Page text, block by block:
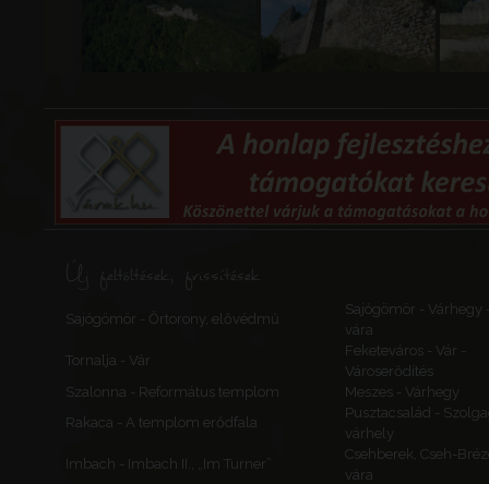
Új feltöltések, frissítések
Sajógömör - Őrtorony, elővédmű
Sajógömör - Várhegy
vára
Tornalja - Vár
Feketeváros - Vár -
Városerődítés
Szalonna - Református templom
Meszes - Várhegy
Rakaca - A templom erődfala
Pusztacsalád -
várhely
Imbach - Imbach II., „Im Turner”
Csehberek, Cseh-
vára